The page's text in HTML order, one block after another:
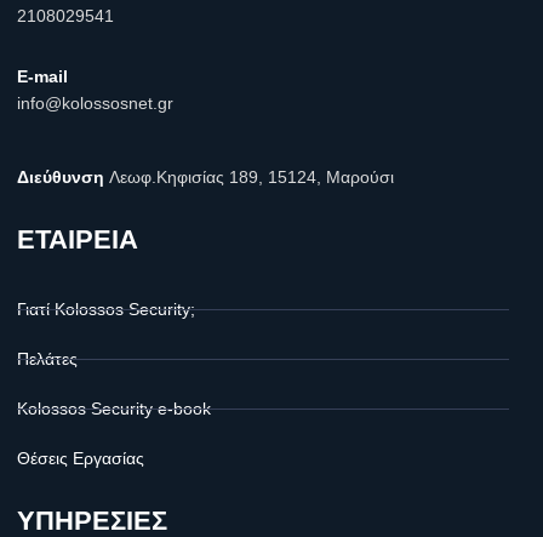
2108029541
E-mail
info@kolossosnet.gr
Διεύθυνση Λεωφ.Κηφισίας 189, 15124, Μαρούσι
ΕΤΑΙΡΕΙΑ
Γιατί Kolossos Security;
Πελάτες
Kolossos Security e-book
Θέσεις Εργασίας
ΥΠΗΡΕΣΙΕΣ